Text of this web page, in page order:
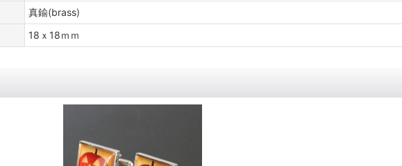
真鍮(brass)
18ｘ18ｍｍ